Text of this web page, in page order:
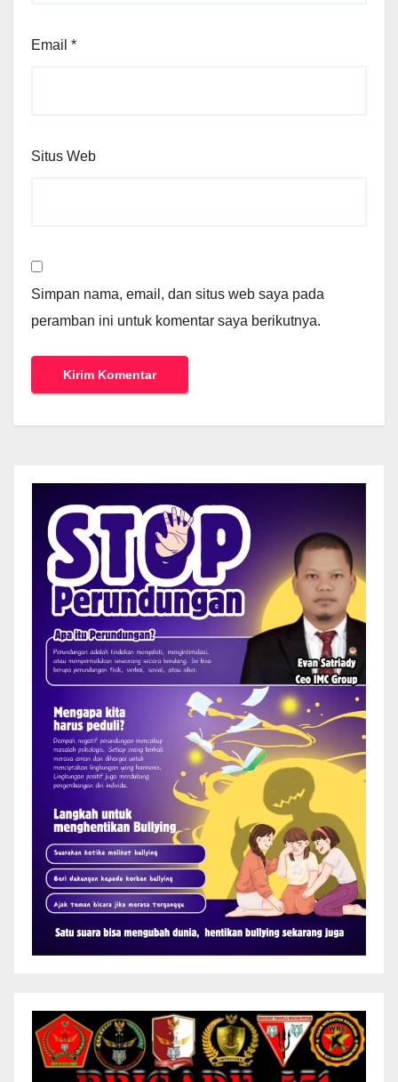
Email *
Situs Web
Simpan nama, email, dan situs web saya pada
peramban ini untuk komentar saya berikutnya.